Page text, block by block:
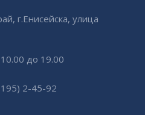
г.Енисейска, улица
до 19.00
2-45-92